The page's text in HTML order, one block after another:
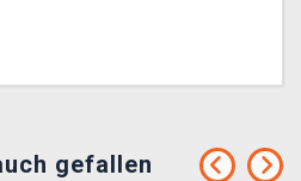
gefallen